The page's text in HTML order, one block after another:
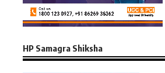
HP Samagra Shiksha